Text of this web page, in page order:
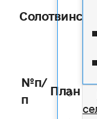
№п/
п План